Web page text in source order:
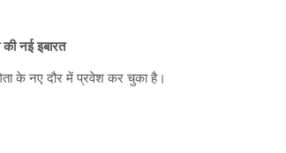
नई इबारत
के नए दौर में प्रवेश कर चुका है।